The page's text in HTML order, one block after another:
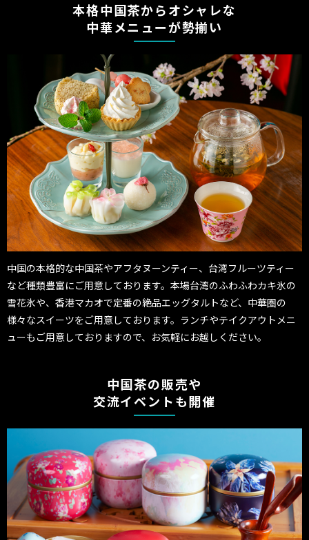
本格中国茶からオシャレな
中華メニューが勢揃い
中国の本格的な中国茶やアフタヌーンティー、台湾フルーツティー
など種類豊富にご用意しております。本場台湾のふわふわカキ氷の
雪花氷や、香港マカオで定番の絶品エッグタルトなど、中華圏の
様々なスイーツをご用意しております。ランチやテイクアウトメニ
ューもご用意しておりますので、お気軽にお越しください。
中国茶の販売や
交流イベントも開催